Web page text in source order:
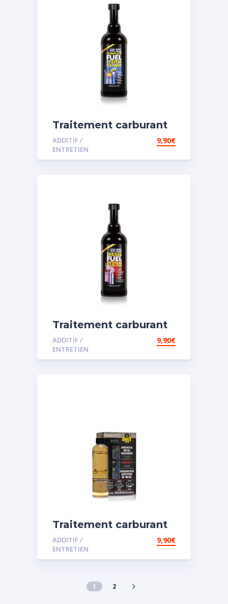
Traitement carburant
diesel et essence
ADDITIF /
ENTRETIEN
9,90€
Traitement carburant
spécial diesel
ADDITIF /
ENTRETIEN
9,90€
Traitement carburant
spécial essence
ADDITIF /
ENTRETIEN
9,90€
1 2